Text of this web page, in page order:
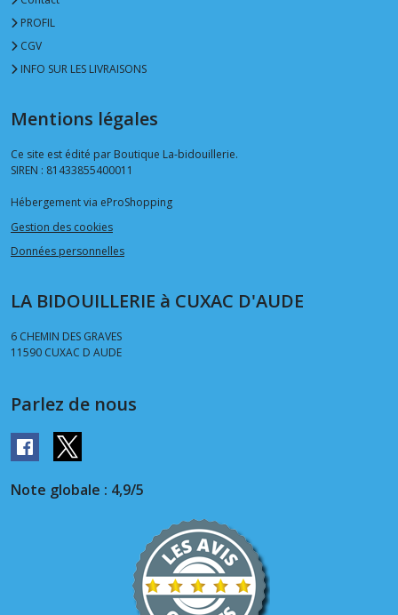
PROFIL
CGV
INFO SUR LES LIVRAISONS
Mentions légales
Ce site est édité par Boutique La-bidouillerie.
SIREN : 81433855400011
Hébergement via eProShopping
Gestion des cookies
Données personnelles
LA BIDOUILLERIE à CUXAC D'AUDE
6 CHEMIN DES GRAVES
11590 CUXAC D AUDE
Parlez de nous
Note globale : 4,9/5